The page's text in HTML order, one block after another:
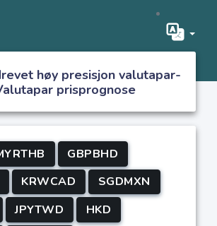
høy presisjon valutapar-
prisprognose
GBPBHD
KRWCAD
SGDMXN
JPYTWD
HKD